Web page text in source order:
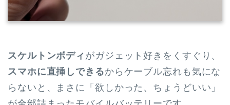
スケルトンボディ がガジェット好きをくすぐり、
スマホに直挿しできるからケーブル忘れも気にな
らないと、まさに「欲しかった、ちょうどいい」